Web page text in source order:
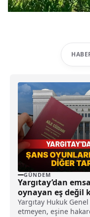
GÜNDEM
Yargıtay’dan
oynayan eş değil
kusurlu sayıldı
Yargıtay Hukuk
etmeyen, eşine